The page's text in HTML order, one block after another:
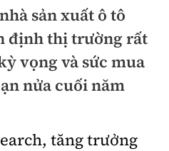
sản xuất ô tô
định thị trường rất
vọng và sức mua
nửa cuối năm
tăng trưởng